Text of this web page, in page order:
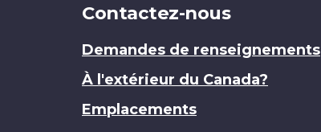
Contactez-nous
Demandes de renseignements
À l'extérieur du Canada?
Emplacements